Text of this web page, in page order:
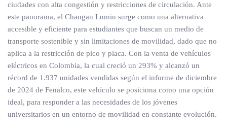
ciudades con alta congestión y restricciones de circulación. Ante
este panorama, el Changan Lumin surge como una alternativa
accesible y eficiente para estudiantes que buscan un medio de
transporte sostenible y sin limitaciones de movilidad, dado que no
aplica a la restricción de pico y placa. Con la venta de vehículos
eléctricos en Colombia, la cual creció un 293% y alcanzó un
récord de 1.937 unidades vendidas según el informe de diciembre
de 2024 de Fenalco, este vehículo se posiciona como una opción
ideal, para responder a las necesidades de los jóvenes
universitarios en un entorno de movilidad en constante evolución.